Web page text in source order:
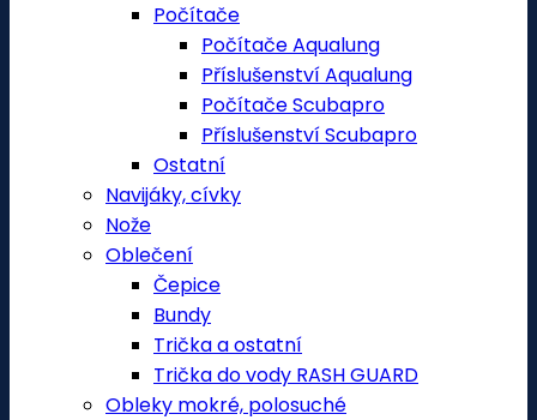
Počítače
Počítače Aqualung
Příslušenství Aqualung
Počítače Scubapro
Příslušenství Scubapro
Ostatní
Navijáky, cívky
Nože
Oblečení
Čepice
Bundy
Trička a ostatní
Trička do vody RASH GUARD
Obleky mokré, polosuché